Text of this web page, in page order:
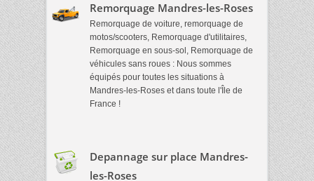
Remorquage Mandres-les-Roses
Remorquage de voiture, remorquage de
motos/scooters, Remorquage d'utilitaires,
Remorquage en sous-sol, Remorquage de
véhicules sans roues : Nous sommes
équipés pour toutes les situations à
Mandres-les-Roses et dans toute l'Île de
France !
Depannage sur place Mandres-
les-Roses